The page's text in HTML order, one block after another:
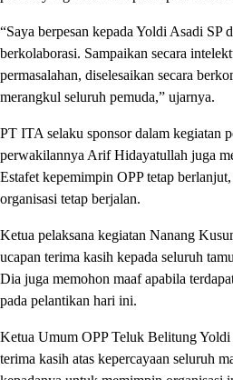
“Saya berpesan kepada Yoldi Asadi SP
berkolaborasi. Sampaikan secara
permasalahan, diselesaikan secara
merangkul seluruh pemuda,” ujarnya.
PT ITA selaku sponsor dalam kegiatan
perwakilannya Arif Hidayatullah juga
Estafet kepemimpin OPP tetap
organisasi tetap berjalan.
Ketua pelaksana kegiatan Nanang
ucapan terima kasih kepada seluruh
Dia juga memohon maaf apabila
pada pelantikan hari ini.
Ketua Umum OPP Teluk Belitung Yoldi
terima kasih atas kepercayaan seluruh